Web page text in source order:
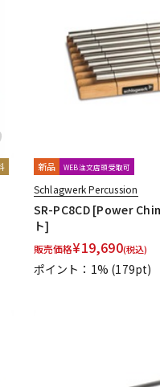
DTM オンラ
イン納品
新品 WEB注文店頭受取可
Schlagwerk Percussion
SR-PC8CD [Power
ト]
販売価格¥19,690(税込)
ポイント：1% (179pt)